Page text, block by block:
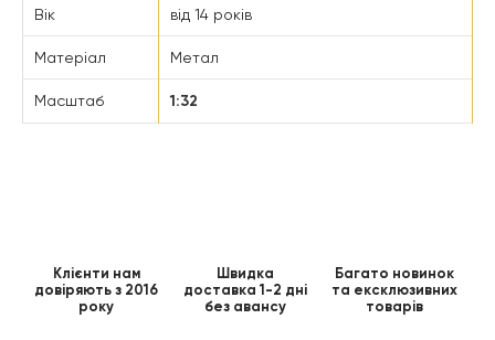
Вік від 14 років
Матеріал Метал
Масштаб 1:32
Клієнти нам
довіряють з 2016
року
Швидка
доставка 1-2 дні
без авансу
Багато новинок
та ексклюзивних
товарів